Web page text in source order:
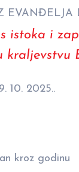
EVANĐELJA
istoka i
kraljevstvu
10. 2025..
kroz godinu